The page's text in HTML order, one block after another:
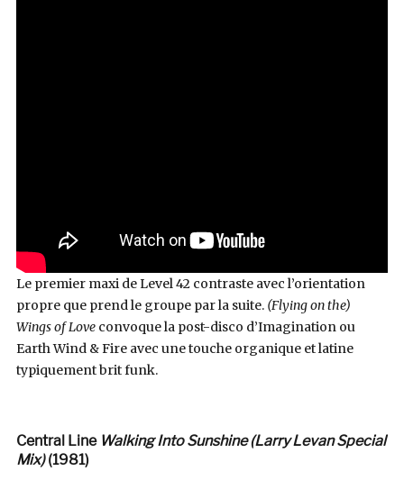
Le premier maxi de Level 42 contraste avec l’orientation
propre que prend le groupe par la suite. (Flying on the)
Wings of Love convoque la post-disco d’Imagination ou
Earth Wind & Fire avec une touche organique et latine
typiquement brit funk.
Central Line Walking Into Sunshine (Larry Levan Special
Mix)(1981)